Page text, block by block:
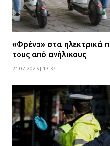
«Φρένο» στα ηλεκτρικά
τους από ανήλικους
21.07.2026 | 13:35